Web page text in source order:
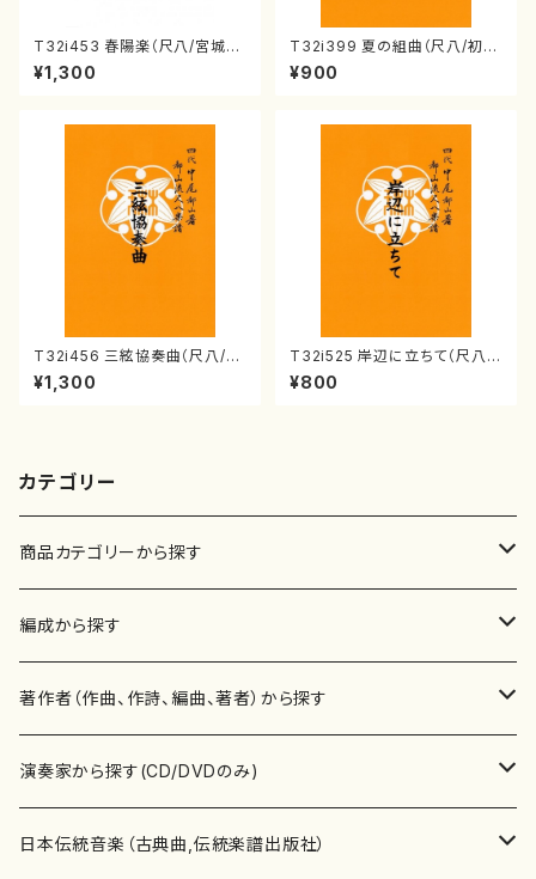
T32i453 春陽楽（尺八/宮城道
雄/楽譜）都山流公刊楽譜曲番:2
160
¥1,300
T32i399 夏の組曲（尺八/初代
山川園松/楽譜）都山流公刊楽譜
曲番:2104
¥900
T32i456 三絃協奏曲（尺八/中
能島欣一/楽譜）都山流公刊楽譜
曲番:2164
¥1,300
T32i525 岸辺に立ちて（尺八/
初代 中村双葉/楽譜）都山流公
刊楽譜曲番:2234
¥800
カテゴリー
商品カテゴリーから探す
楽譜
書籍
書籍
テキストブック
CD・DVD
チケット
編成から探す
邦楽器
箏・琴（ソロ）
箏・琴（合奏）
合唱
混声合唱
歌・声
著作者（作曲、作詩、編曲、著者）から探す
あ行
青木省三(アオキ ショウゾウ)
か行
演奏家から探す(CD/DVDのみ)
邦楽（箏、三味線、尺八等）演奏家
日本伝統音楽（古典曲,伝統楽譜出版社）